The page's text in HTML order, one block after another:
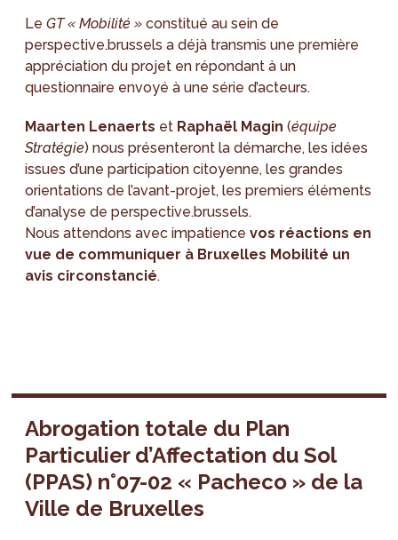
LeGT « Mobilité » constitué au sein de
perspective.brussels a déjà transmis une première
appréciation du projet en répondant à un
questionnaire envoyé à une série d’acteurs.
Maarten Lenaerts et Raphaël Magin (équipe
Stratégie) nous présenteront la démarche, les idées
issues d’une participation citoyenne, les grandes
orientations de l’avant-projet, les premiers éléments
d’analyse de perspective.brussels.
Nous attendons avec impatiencevos réactions en
vue de communiquer à Bruxelles Mobilité un
avis circonstancié.
Abrogation totale du Plan
Particulier d’Affectation du Sol
(PPAS) n°07-02 « Pacheco » de la
Ville de Bruxelles